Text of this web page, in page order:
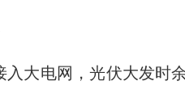
大电网，光伏大发时